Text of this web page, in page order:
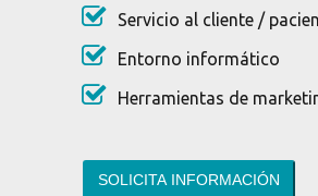
Servicio al cliente /
Entorno informático
Herramientas de
SOLICITA INFORMACIÓN